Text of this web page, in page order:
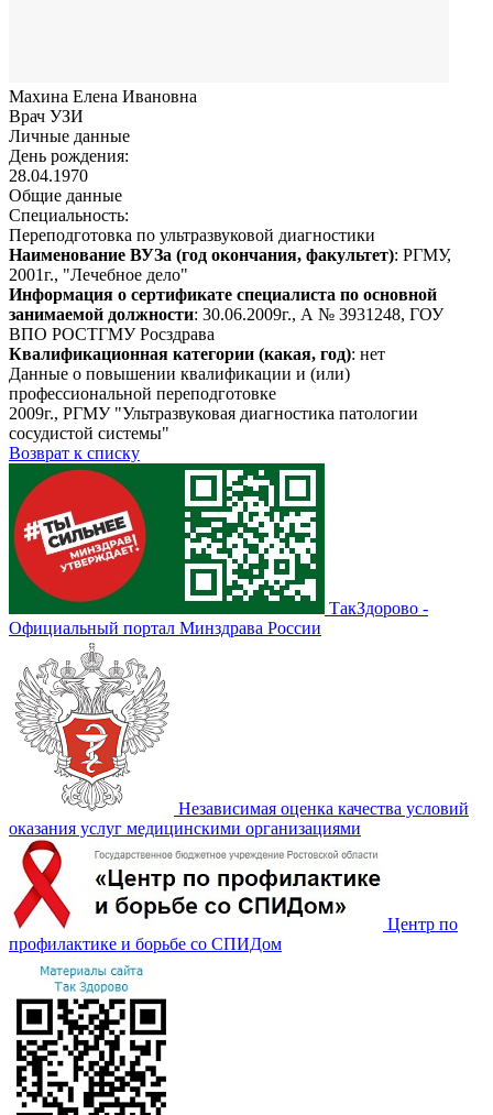
Махина Елена Ивановна
Врач УЗИ
Личные данные
День рождения:
28.04.1970
Общие данные
Специальность:
Переподготовка по ультразвуковой диагностики
Наименование ВУЗа (год окончания, факультет): РГМУ,
2001г., "Лечебное дело"
Информация о сертификате специалиста по основной
занимаемой должности: 30.06.2009г., А № 3931248, ГОУ
ВПО РОСТГМУ Росздрава
Квалификационная категории (какая, год): нет
Данные о повышении квалификации и (или)
профессиональной переподготовке
2009г., РГМУ "Ультразвуковая диагностика патологии
сосудистой системы"
Возврат к списку
ТакЗдорово -
Официальный портал Минздрава России
Независимая оценка качества условий
оказания услуг медицинскими организациями
Центр по
профилактике и борьбе со СПИДом